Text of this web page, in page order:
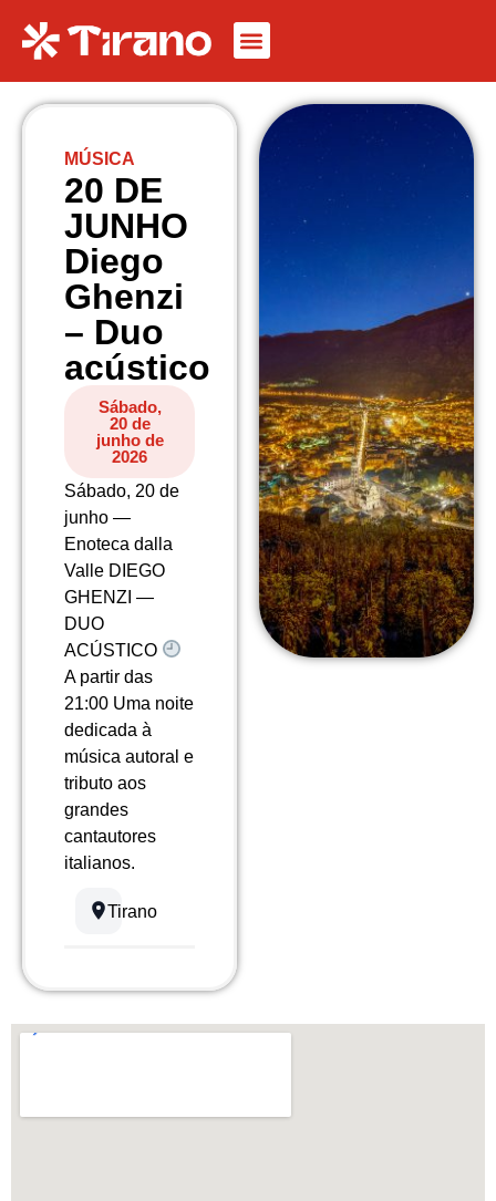
MÚSICA
20 DE
JUNHO
Diego
Ghenzi
– Duo
acústico
Sábado,
20 de
junho de
2026
Sábado, 20 de
junho —
Enoteca dalla
Valle DIEGO
GHENZI —
DUO
ACÚSTICO
A partir das
21:00 Uma noite
dedicada à
música autoral e
tributo aos
grandes
cantautores
italianos.
Tirano